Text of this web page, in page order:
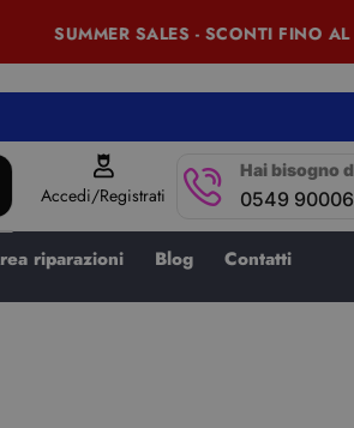
SUMMER SALES - SCONTI FINO AL
Accedi/Registrati
Hai bisogno
0549
riparazioni Blog Contatti